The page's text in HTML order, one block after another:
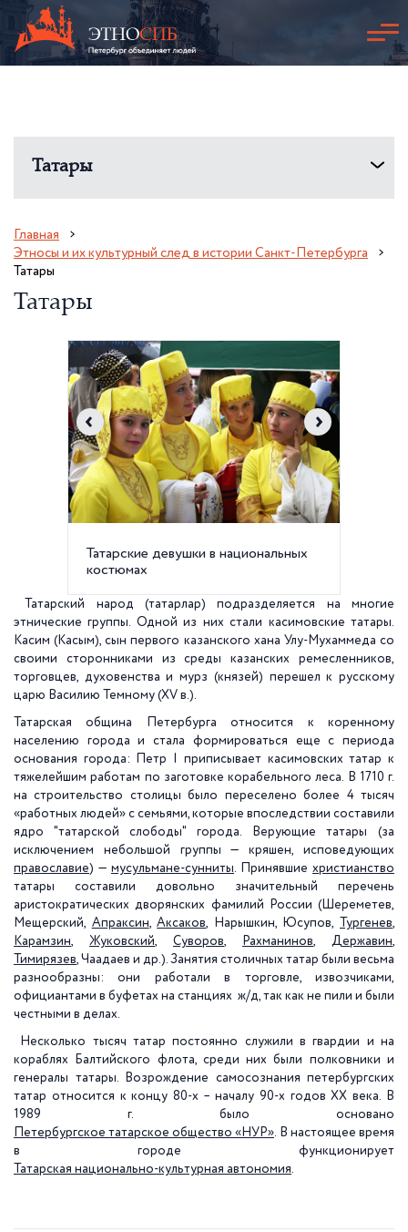
Татары
Главная
Этносы и их культурный след в истории Санкт-Петербурга
Татары
Татары
Татарские девушки в национальных
костюмах
Татарский народ (татарлар) подразделяется на многие
этнические группы. Одной из них стали касимовские татары.
Касим (Касым), сын первого казанского хана Улу-Мухаммеда со
своими сторонниками из среды казанских ремесленников,
торговцев, духовенства и мурз (князей) перешел к русскому
царю Василию Темному (XV в.).
Татарская община Петербурга относится к коренному
населению города и стала формироваться еще с периода
основания города: Петр I приписывает касимовских татар к
тяжелейшим работам по заготовке корабельного леса. В 1710 г.
на строительство столицы было переселено более 4 тысяч
«работных людей» с семьями, которые впоследствии составили
ядро "татарской слободы" города. Верующие татары (за
исключением небольшой группы — кряшен, исповедующих
православие) — мусульмане-сунниты. Принявшие христианство
татары составили довольно значительный перечень
аристократических дворянских фамилий России (Шереметев,
Мещерский, Апраксин,Аксаков, Нарышкин, Юсупов, Тургенев,
Карамзин, Жуковский, Суворов, Рахманинов, Державин,
Тимирязев, Чаадаев и др.). Занятия столичных татар были весьма
разнообразны: они работали в торговле, извозчиками,
официантами в буфетах на станциях ж/д, так как не пили и были
честными в делах.
Несколько тысяч татар постоянно служили в гвардии и на
кораблях Балтийского флота, среди них были полковники и
генералы татары. Возрождение самосознания петербургских
татар относится к концу 80-х – началу 90-х годов ХХ века. В
1989 г. было основано
Петербургское татарское общество «НУР». В настоящее время
в городе функционирует
Татарская национально-культурная автономия.